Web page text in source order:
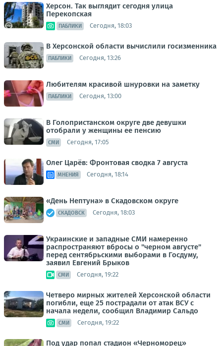
Херсон. Так выглядит сегодня улица
Перекопская
ПАБЛИКИ Сегодня, 18:03
В Херсонской области вычислили госизменника
ПАБЛИКИ Сегодня, 13:26
Любителям красивой шнуровки на заметку
ПАБЛИКИ Сегодня, 13:00
В Голопристанском округе две девушки
отобрали у женщины ее пенсию
СМИ Сегодня, 17:05
Олег Царёв: Фронтовая сводка 7 августа
МНЕНИЯ Сегодня, 18:14
«День Нептуна» в Скадовском округе
СКАДОВСК Сегодня, 18:03
Украинские и западные СМИ намеренно
распространяют вбросы о "черном августе"
перед сентябрьскими выборами в Госдуму,
заявил Евгений Брыков
СМИ Сегодня, 19:22
Четверо мирных жителей Херсонской области
погибли, еще 25 пострадали от атак ВСУ с
начала недели, сообщил Владимир Сальдо
СМИ Сегодня, 19:22
Под удар попал стадион «Черноморец»